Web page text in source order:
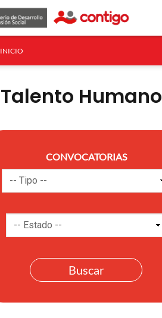
INICIO
Talento Humano
CONVOCATORIAS